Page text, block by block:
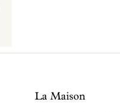
La Maison